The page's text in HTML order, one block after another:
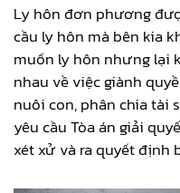
Ly hôn đơn phương
cầu ly hôn mà bên kia
muốn ly hôn nhưng lại
nhau về việc giành
nuôi con, phân chia tài
yêu cầu Tòa án giải
xét xử và ra quyết định